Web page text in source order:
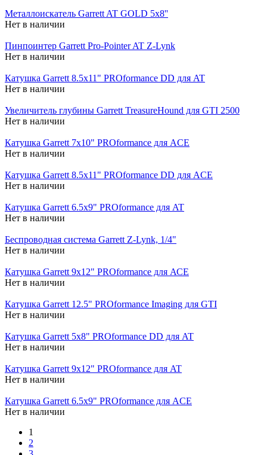
Металлоискатель Garrett AT GOLD 5x8''
Нет в наличии
Пинпоинтер Garrett Pro-Pointer AT Z-Lynk
Нет в наличии
Катушка Garrett 8.5x11" PROformance DD для AT
Нет в наличии
Увеличитель глубины Garrett TreasureHound для GTI 2500
Нет в наличии
Катушка Garrett 7x10" PROformance для ACE
Нет в наличии
Катушка Garrett 8.5x11" PROformance DD для ACE
Нет в наличии
Катушка Garrett 6.5x9" PROformance для AT
Нет в наличии
Беспроводная система Garrett Z-Lynk, 1/4"
Нет в наличии
Катушка Garrett 9x12" PROformance для АСЕ
Нет в наличии
Катушка Garrett 12.5" PROformance Imaging для GTI
Нет в наличии
Катушка Garrett 5x8" PROformance DD для AT
Нет в наличии
Катушка Garrett 9x12" PROformance для AT
Нет в наличии
Катушка Garrett 6.5x9" PROformance для ACE
Нет в наличии
1
2